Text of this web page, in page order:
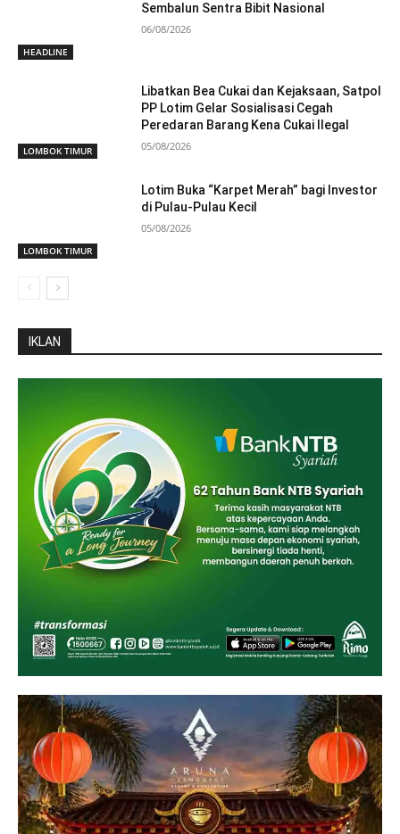
HEADLINE
Sembalun Sentra Bibit Nasional
06/08/2026
LOMBOK TIMUR
Libatkan Bea Cukai dan Kejaksaan, Satpol
PP Lotim Gelar Sosialisasi Cegah
Peredaran Barang Kena Cukai Ilegal
05/08/2026
LOMBOK TIMUR
Lotim Buka “Karpet Merah” bagi Investor
di Pulau-Pulau Kecil
05/08/2026
IKLAN